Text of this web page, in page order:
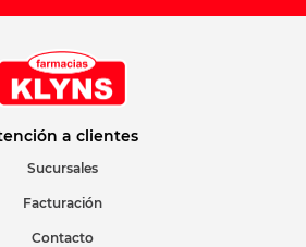
a clientes
Sucursales
Facturación
Contacto